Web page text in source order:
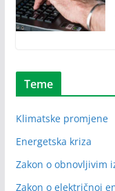
Teme
Klimatske promjene
Energetska kriza
Zakon o obnovljivim
Zakon o električnoj